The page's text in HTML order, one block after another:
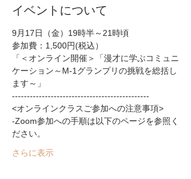
イベントについて
9月17日（金）19時半～21時頃
参加費：1,500円(税込）
「＜オンライン開催＞「漫才に学ぶコミュニ
ケーション～M-1グランプリの挑戦を総括し
ます～」
----------------------------------------------
<オンラインクラスご参加への注意事項>
-Zoom参加への手順は以下のページを参照く
ださい。
さらに表示